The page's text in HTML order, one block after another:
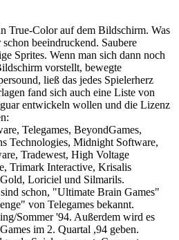
True-Color auf dem Bildschirm. Was
beeindruckend. Saubere
Sprites. Wenn man sich dann noch
vorstellt, bewegte
ließ das jedes Spielerherz
fand sich auch eine Liste von
entwickeln wollen und die Lizenz
Telegames, BeyondGames,
Technologies, Midnight Software,
Tradewest, High Voltage
Trimark Interactive, Krisalis
Loriciel und Silmarils.
schon, "Ultimate Brain Games"
von Telegames bekannt.
Sommer '94. Außerdem wird es
im 2. Quartal ,94 geben.